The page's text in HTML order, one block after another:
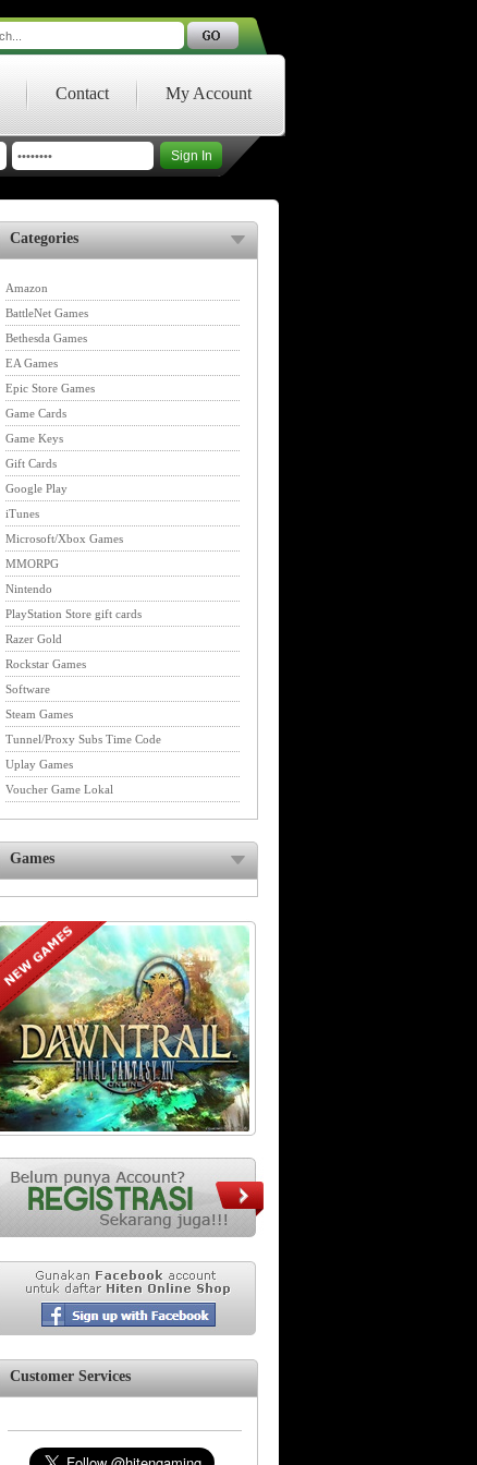
Contact My Account
Categories
Amazon
BattleNet Games
Bethesda Games
EA Games
Epic Store Games
Game Cards
Game Keys
Gift Cards
Google Play
iTunes
Microsoft/Xbox Games
MMORPG
Nintendo
PlayStation Store gift cards
Razer Gold
Rockstar Games
Software
Steam Games
Tunnel/Proxy Subs Time Code
Uplay Games
Voucher Game Lokal
Games
Customer Services